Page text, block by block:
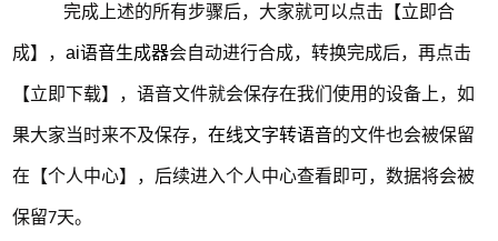
完成上述的所有步骤后，大家就可以点击【立即合
成】，ai语音生成器会自动进行合成，转换完成后，再点击
【立即下载】，语音文件就会保存在我们使用的设备上，如
果大家当时来不及保存，在线文字转语音的文件也会被保留
在【个人中心】，后续进入个人中心查看即可，数据将会被
保留7天。